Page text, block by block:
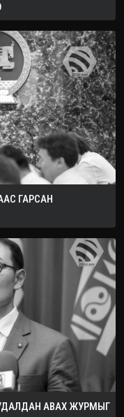
ГАРСАН
АВАХ ЖУРМЫГ